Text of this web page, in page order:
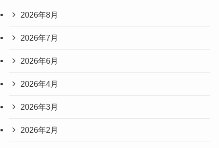
2026年8月
2026年7月
2026年6月
2026年4月
2026年3月
2026年2月